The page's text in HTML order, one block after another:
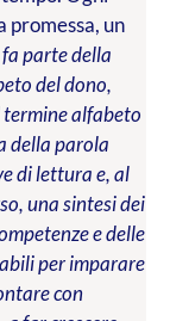
promessa, un
parte della
del dono,
alfabeto
della parola
di lettura e, al
una sintesi dei
e delle
per imparare
con